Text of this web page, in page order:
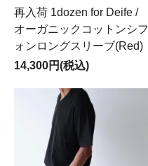
再入荷 1dozen for Deife /
オーガニックコットンシフ
ォンロングスリーブ(Red)
14,300円(税込)